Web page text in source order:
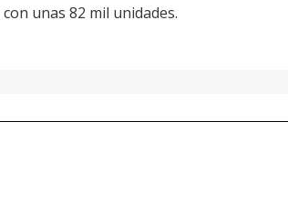
con unas 82 mil unidades.